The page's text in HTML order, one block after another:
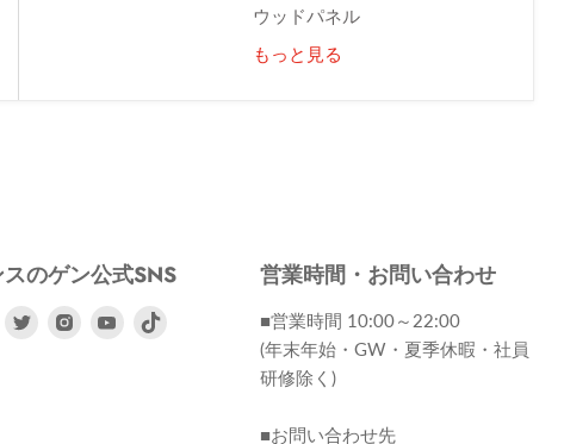
ウッドパネル
もっと見る
スのゲン公式SNS
Facebook
Twitter InstagramYoutube
営業時間・お問い合わせ
■営業時間 10:00～22:00
(年末年始・GW・夏季休暇・社員
研修除く)
■お問い合わせ先